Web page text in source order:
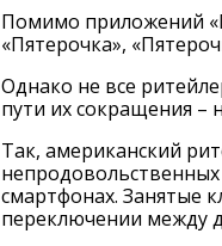
Помимо приложений
«Пятерочка»,
Однако не все
пути их сокращения –
Так, американский
смартфонах. Занятые
переключении между